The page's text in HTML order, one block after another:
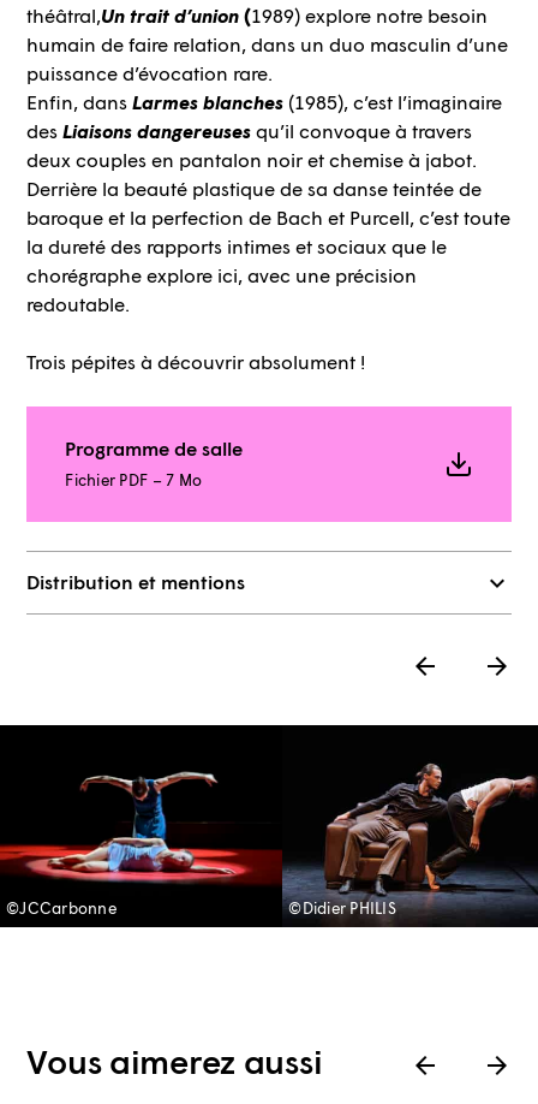
théâtral,Un trait d’union(1989) explore notre besoin
humain de faire relation, dans un duo masculin d’une
puissance d’évocation rare.
Enfin, dansLarmes blanches (1985), c’est l’imaginaire
desLiaisons dangereuses qu’il convoque à travers
deux couples en pantalon noir et chemise à jabot.
Derrière la beauté plastique de sa danse teintée de
baroque et la perfection de Bach et Purcell, c’est toute
la dureté des rapports intimes et sociaux que le
chorégraphe explore ici, avec une précision
redoutable.
Trois pépites à découvrir absolument !
Programme de salle
Fichier PDF – 7 Mo
Distribution et mentions
©JCCarbonne ©Didier PHILIS
Vous aimerez aussi